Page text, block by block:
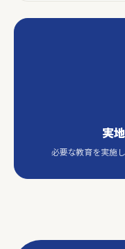
実
必要な教育を実施